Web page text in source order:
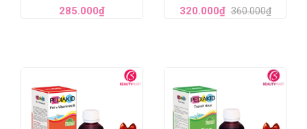
CHO TRẺ 125ML
285.000₫
DẠNG NHỎ GIỌT CỦA
PHÁP
320.000₫ 360.000₫